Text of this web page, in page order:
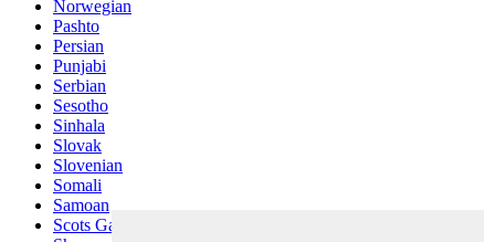
Norwegian
Pashto
Persian
Punjabi
Serbian
Sesotho
Sinhala
Slovak
Slovenian
Somali
Samoan
Scots Gaelic